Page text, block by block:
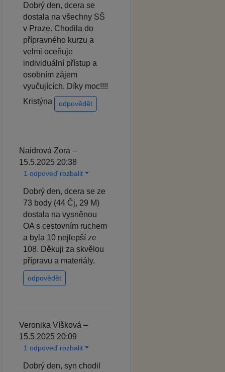
Dobrý den, dcera se
dostala na všechny SŠ
v Praze. Chodila do
přípravného kurzu a
velmi oceňuje
individuální přístup a
osobním zájem
vyučujících. Díky moc!!!!
Kristýna
odpovědět
Naidrová Zora –
15.5.2025 20:38
1 odpoveď rozbalit
Dobrý den, dcera se ze
73 body (44 Čj, 29 M)
dostala na vysněnou
OA s cestovním ruchem
a byla 10 nejlepší ze
108. Děkuji za skvělou
přípravu a materiály.
odpovědět
Veronika Víšková –
15.5.2025 20:09
1 odpoveď rozbalit
Dobrý den, syn chodil